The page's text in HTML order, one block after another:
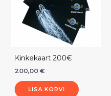
Kinkekaart 200€
200,00 €
LISA KORVI